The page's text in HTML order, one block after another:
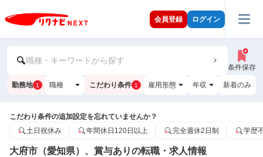
会員登録 ログイン
職種・キーワードから探す
条件保存
勤務地 1 職種 こだわり条件 1 雇用形態 年収 新着のみ
こだわり条件の追加設定を忘れていませんか？
土日祝休み
年間休日120日以上 完全週休2日制 学歴
大府市（愛知県）、賞与ありの転職・求人情報